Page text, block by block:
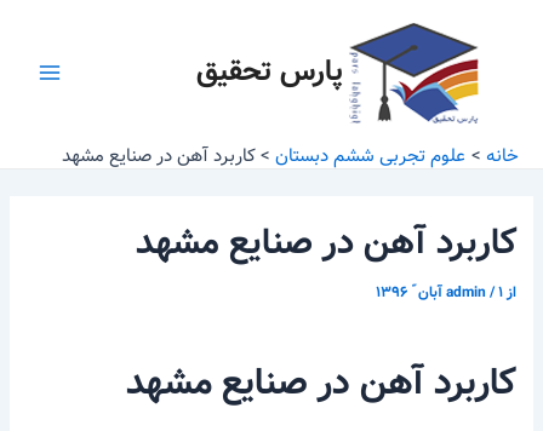
پارس تحقیق
خانه علوم تجربی ششم دبستان کاربرد آهن در صنایع مشهد
کاربرد آهن در صنایع مشهد
از admin/۱ آبان ّ ۱۳۹۶
کاربرد آهن در صنایع مشهد